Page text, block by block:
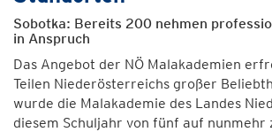
Sobotka: Bereits 200 nehmen
in Anspruch
Das Angebot der NÖ Malakademien
Teilen Niederösterreichs großer
wurde die Malakademie des Landes
diesem Schuljahr von fünf auf nunmehr